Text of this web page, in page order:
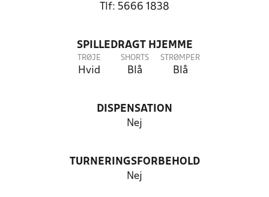
Tlf: 5666 1838
SPILLEDRAGT HJEMME
TRØJE
Hvid
SHORTS
Blå
STRØMPER
Blå
DISPENSATION
Nej
TURNERINGSFORBEHOLD
Nej